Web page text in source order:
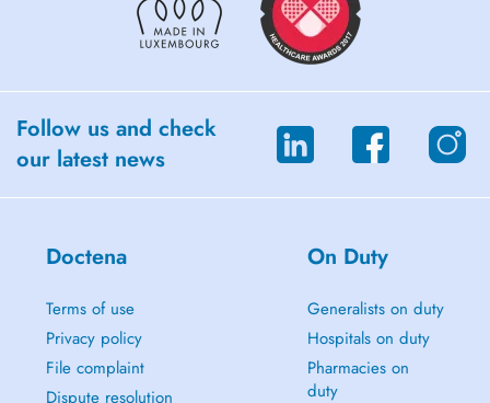
Follow us and check
our latest news
Doctena
Terms of use
Privacy policy
File complaint
Dispute resolution
On Duty
Generalists on duty
Hospitals on duty
Pharmacies on
duty